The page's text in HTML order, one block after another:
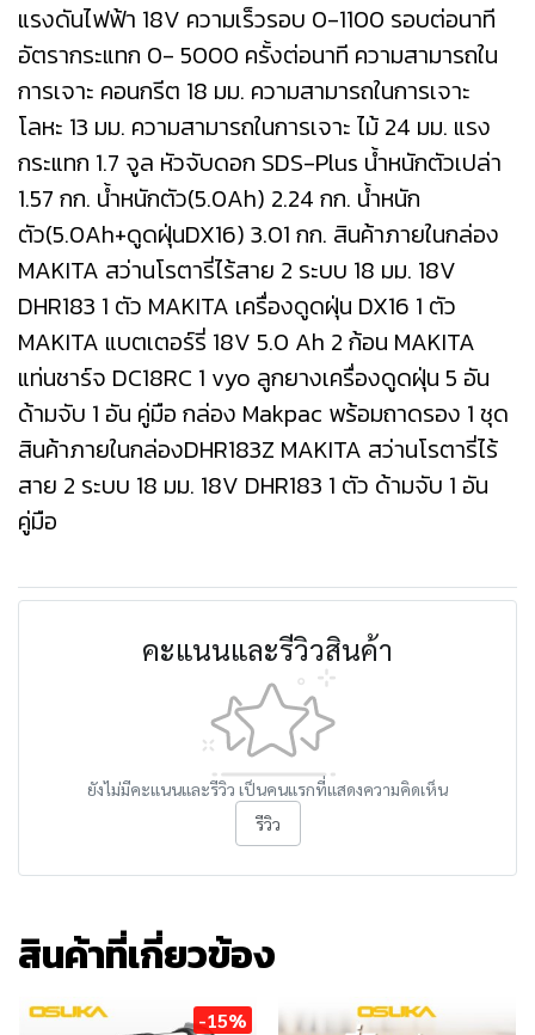
แรงดันไฟฟ้า 18V ความเร็วรอบ 0-1100 รอบต่อนาที
อัตรากระแทก 0- 5000 ครั้งต่อนาที ความสามารถใน
การเจาะ คอนกรีต 18 มม. ความสามารถในการเจาะ
โลหะ 13 มม. ความสามารถในการเจาะ ไม้ 24 มม. แรง
กระแทก 1.7 จูล หัวจับดอก SDS-Plus น้ำหนักตัวเปล่า
1.57 กก. น้ำหนักตัว(5.0Ah) 2.24 กก. น้ำหนัก
ตัว(5.0Ah+ดูดฝุ่นDX16) 3.01 กก. สินค้าภายในกล่อง
MAKITA สว่านโรตารี่ไร้สาย 2 ระบบ 18 มม. 18V
DHR183 1 ตัว MAKITA เครื่องดูดฝุ่น DX16 1 ตัว
MAKITA แบตเตอร์รี่ 18V 5.0 Ah 2 ก้อน MAKITA
แท่นชาร์จ DC18RC 1 vyo ลูกยางเครื่องดูดฝุ่น 5 อัน
ด้ามจับ 1 อัน คู่มือ กล่อง Makpac พร้อมถาดรอง 1 ชุด
สินค้าภายในกล่องDHR183Z MAKITA สว่านโรตารี่ไร้
สาย 2 ระบบ 18 มม. 18V DHR183 1 ตัว ด้ามจับ 1 อัน
คู่มือ
คะแนนและรีวิวสินค้า
ยังไม่มีคะแนนและรีวิว เป็นคนแรกที่แสดงความคิดเห็น
รีวิว
สินค้าที่เกี่ยวข้อง
-15%